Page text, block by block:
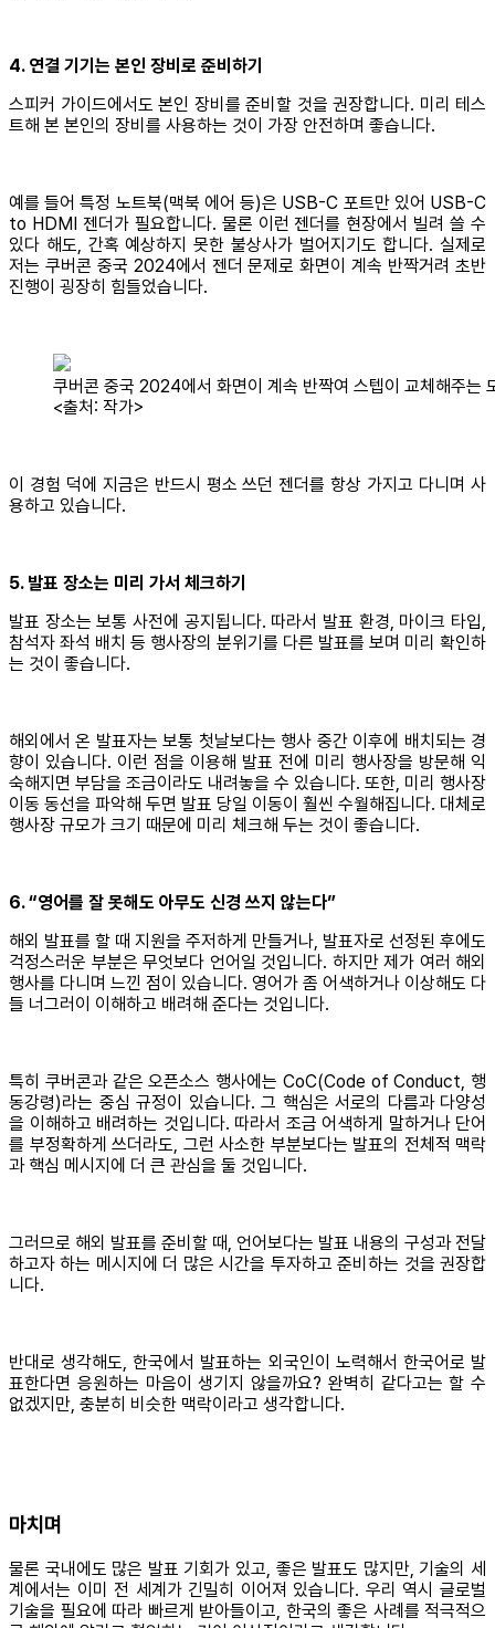
4. 연결 기기는 본인 장비로 준비하기
스피커 가이드에서도 본인 장비를 준비할 것을 권장합니다. 미리 테스
트해 본 본인의 장비를 사용하는 것이 가장 안전하며 좋습니다.
예를 들어 특정 노트북(맥북 에어 등)은 USB-C 포트만 있어 USB-C
to HDMI 젠더가 필요합니다. 물론 이런 젠더를 현장에서 빌려 쓸 수
있다 해도, 간혹 예상하지 못한 불상사가 벌어지기도 합니다. 실제로
저는 쿠버콘 중국 2024에서 젠더 문제로 화면이 계속 반짝거려 초반
진행이 굉장히 힘들었습니다.
쿠버콘 중국 2024에서 화면이 계속 반짝여 스텝이 교체해주는
<출처: 작가>
이 경험 덕에 지금은 반드시 평소 쓰던 젠더를 항상 가지고 다니며 사
용하고 있습니다.
5. 발표 장소는 미리 가서 체크하기
발표 장소는 보통 사전에 공지됩니다. 따라서 발표 환경, 마이크 타입,
참석자 좌석 배치 등 행사장의 분위기를 다른 발표를 보며 미리 확인하
는 것이 좋습니다.
해외에서 온 발표자는 보통 첫날보다는 행사 중간 이후에 배치되는 경
향이 있습니다. 이런 점을 이용해 발표 전에 미리 행사장을 방문해 익
숙해지면 부담을 조금이라도 내려놓을 수 있습니다. 또한, 미리 행사장
이동 동선을 파악해 두면 발표 당일 이동이 훨씬 수월해집니다. 대체로
행사장 규모가 크기 때문에 미리 체크해 두는 것이 좋습니다.
6. “영어를 잘 못해도 아무도 신경 쓰지 않는다”
해외 발표를 할 때 지원을 주저하게 만들거나, 발표자로 선정된 후에도
걱정스러운 부분은 무엇보다 언어일 것입니다. 하지만 제가 여러 해외
행사를 다니며 느낀 점이 있습니다. 영어가 좀 어색하거나 이상해도 다
들 너그러이 이해하고 배려해 준다는 것입니다.
특히 쿠버콘과 같은 오픈소스 행사에는 CoC(Code of Conduct, 행
동강령)라는 중심 규정이 있습니다. 그 핵심은 서로의 다름과 다양성
을 이해하고 배려하는 것입니다. 따라서 조금 어색하게 말하거나 단어
를 부정확하게 쓰더라도, 그런 사소한 부분보다는 발표의 전체적 맥락
과 핵심 메시지에 더 큰 관심을 둘 것입니다.
그러므로 해외 발표를 준비할 때, 언어보다는 발표 내용의 구성과 전달
하고자 하는 메시지에 더 많은 시간을 투자하고 준비하는 것을 권장합
니다.
반대로 생각해도, 한국에서 발표하는 외국인이 노력해서 한국어로 발
표한다면 응원하는 마음이 생기지 않을까요? 완벽히 같다고는 할 수
없겠지만, 충분히 비슷한 맥락이라고 생각합니다.
마치며
물론 국내에도 많은 발표 기회가 있고, 좋은 발표도 많지만, 기술의 세
계에서는 이미 전 세계가 긴밀히 이어져 있습니다. 우리 역시 글로벌
기술을 필요에 따라 빠르게 받아들이고, 한국의 좋은 사례를 적극적으